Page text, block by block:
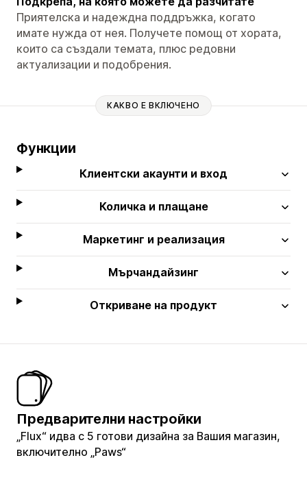
Приятелска и надеждна поддръжка, когато
имате нужда от нея. Получете помощ от хората,
които са създали темата, плюс редовни
актуализации и подобрения.
КАКВО Е ВКЛЮЧЕНО
Функции
Клиентски акаунти и вход
Количка и плащане
Маркетинг и реализация
Мърчандайзинг
Откриване на продукт
Предварителни настройки
„Flux“ идва с 5 готови дизайна за Вашия магазин,
включително „Paws“